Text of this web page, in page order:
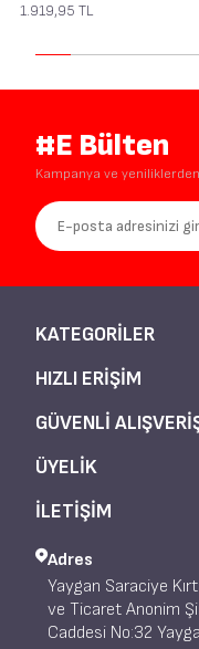
1.919,95 TL
#E Bülten
Kampanya ve
KATEGORILER
HIZLI ERIŞIM
GÜVENLI
ÜYELIK
İLETİŞİM
Adres
Yaygan Saraciye
ve Ticaret Anonim
Caddesi No:32